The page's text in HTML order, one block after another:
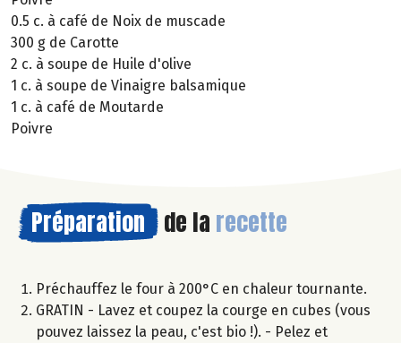
0.5 c. à café de Noix de muscade
300 g de Carotte
2 c. à soupe de Huile d'olive
1 c. à soupe de Vinaigre balsamique
1 c. à café de Moutarde
Poivre
Préparation de la recette
Préchauffez le four à 200°C en chaleur tournante.
GRATIN - Lavez et coupez la courge en cubes (vous
pouvez laissez la peau, c'est bio !). - Pelez et